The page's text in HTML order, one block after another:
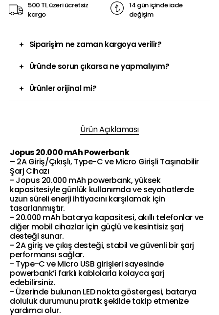
500 TL üzeri ücretsiz
kargo
14 gün içinde iade
değişim
+ Siparişim ne zaman kargoya verilir?
+ Üründe sorun çıkarsa ne yapmalıyım?
+ Ürünler orijinal mi?
Ürün Açıklaması
Jopus 20.000 mAh Powerbank
– 2A Giriş/Çıkışlı, Type-C ve Micro Girişli Taşınabilir
Şarj Cihazı
- Jopus 20.000 mAh powerbank, yüksek
kapasitesiyle günlük kullanımda ve seyahatlerde
uzun süreli enerji ihtiyacını karşılamak için
tasarlanmıştır.
- 20.000 mAh batarya kapasitesi, akıllı telefonlar ve
diğer mobil cihazlar için güçlü ve kesintisiz şarj
desteği sunar.
- 2A giriş ve çıkış desteği, stabil ve güvenli bir şarj
performansı sağlar.
- Type-C ve Micro USB girişleri sayesinde
powerbank’i farklı kablolarla kolayca şarj
edebilirsiniz.
- Üzerinde bulunan LED nokta göstergesi, batarya
doluluk durumunu pratik şekilde takip etmenize
yardımcı olur.